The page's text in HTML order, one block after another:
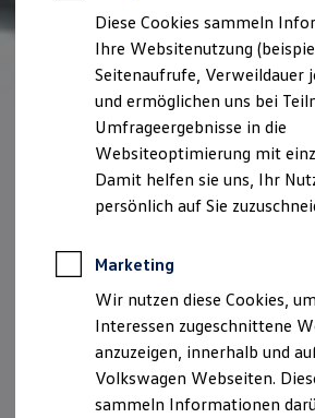
Behörden
Direktkunden
Sonderfahrzeuge
Anpfiff zum Gewinn
Elektromobilität
Elektroautos
ID. Tutorials
Elektrofahrzeugkonzepte
ID. EVERY1
Reichweite
Rekuperation
Laden unterwegs
Laden Zuhause
Ladestationen finden
Ladezeitensimulator
Batterie
Sicherheit
Diese Cookies sammeln
Ihre Websitenutzung
Seitenaufrufe, Verweildauer
und ermöglichen uns bei
Umfrageergebnisse in die
Websiteoptimierung mit
Damit helfen sie uns, Ihr
persönlich auf Sie
Marketing
Wir nutzen diese Cookies,
Interessen zugeschnittene
anzuzeigen, innerhalb und
Volkswagen Webseiten.
sammeln Informationen